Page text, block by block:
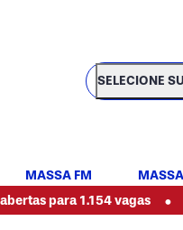
SELECIONE
SELECIONE
MASSA FM
1.154 vagas • Mobiliza